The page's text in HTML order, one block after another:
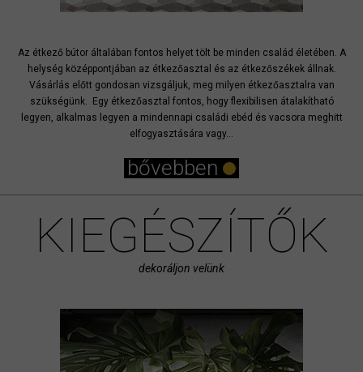
Az étkező bútor általában fontos helyet tölt be minden család életében. A
helység középpontjában az étkezőasztal és az étkezőszékek állnak.
Vásárlás előtt gondosan vizsgáljuk, meg milyen étkezőasztalra van
szükségünk. Egy étkezőasztal fontos, hogy flexibilisen átalakítható
legyen, alkalmas legyen a mindennapi családi ebéd és vacsora meghitt
elfogyasztására vagy...
bővebben
KIEGÉSZÍTŐK
dekoráljon velünk